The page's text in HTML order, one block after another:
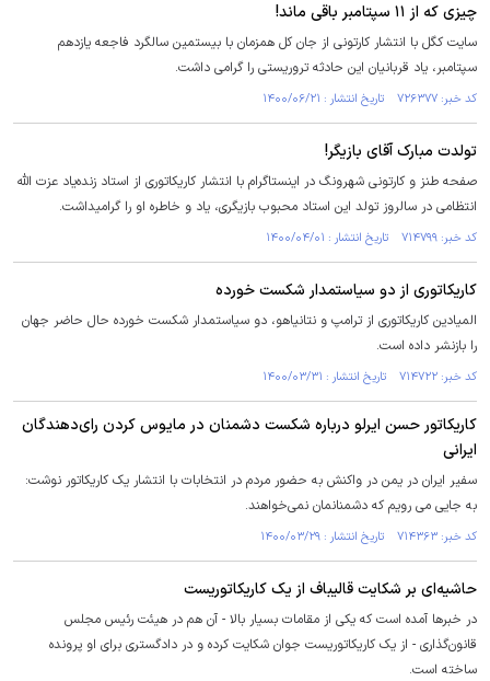
چیزی که از ۱۱ سپتامبر باقی ماند!
سایت کگل با انتشار کارتونی از جان کل همزمان با بیستمین سالگرد فاجعه یازدهم
سپتامبر، یاد قربانیان این حادثه تروریستی را گرامی داشت.
کد خبر: ۷۲۶۳۷۷ تاریخ انتشار : ۱۴۰۰/۰۶/۲۱
تولدت مبارک آقای بازیگر!
صفحه طنز و کارتونی شهرونگ در اینستاگرام با انتشار کاریکاتوری از استاد زنده‌یاد عزت الله
انتظامی در سالروز تولد این استاد محبوب بازیگری، یاد و خاطره او را گرامیداشت.
کد خبر: ۷۱۴۷۹۹ تاریخ انتشار : ۱۴۰۰/۰۴/۰۱
کاریکاتوری از دو سیاستمدار شکست خورده
المیادین کاریکاتوری از ترامپ و نتانیاهو، دو سیاستمدار شکست خورده حال حاضر جهان
را بازنشر داده است.
کد خبر: ۷۱۴۷۲۲ تاریخ انتشار : ۱۴۰۰/۰۳/۳۱
کاریکاتور حسن ایرلو درباره شکست دشمنان در مایوس کردن رای‌دهندگان
ایرانی
سفیر ایران در یمن در واکنش به حضور مردم در انتخابات با انتشار یک کاریکاتور نوشت:
به جایی می رویم که دشمنانمان نمی‌خواهند.
کد خبر: ۷۱۴۳۶۳ تاریخ انتشار : ۱۴۰۰/۰۳/۲۹
حاشیه‌ای بر شکایت قالیباف از یک کاریکاتوریست
در خبرها آمده است که یکی از مقامات بسیار بالا - آن هم در هیئت رئیس مجلس
قانون‌گذاری - از یک کاریکاتوریست جوان شکایت کرده و در دادگستری برای او پرونده
ساخته است.